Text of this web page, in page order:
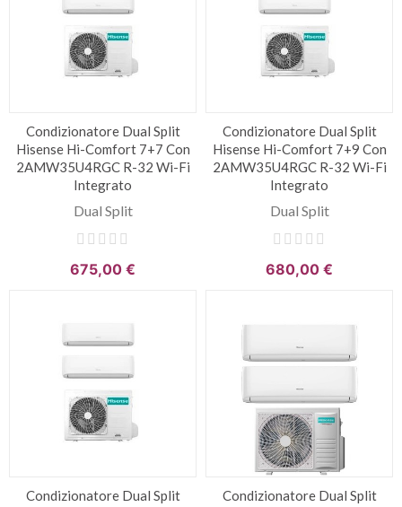
Condizionatore Dual Split
Hisense Hi-Comfort 7+7 Con
2AMW35U4RGC R-32 Wi-Fi
Integrato
Dual Split
675,00 €
Condizionatore Dual Split
Hisense Hi-Comfort 7+9 Con
2AMW35U4RGC R-32 Wi-Fi
Integrato
Dual Split
680,00 €
Condizionatore Dual Split
Condizionatore Dual Split